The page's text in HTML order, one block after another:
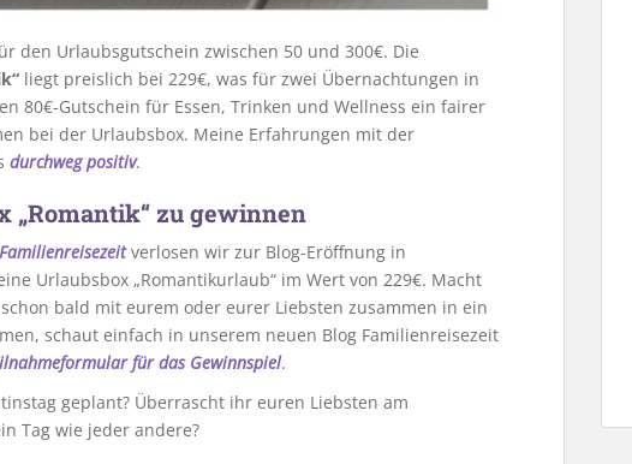
den Urlaubsgutschein zwischen 50 und 300€. Die
liegt preislich bei 229€, was für zwei Übernachtungen in
80€-Gutschein für Essen, Trinken und Wellness ein fairer
bei der Urlaubsbox. Meine Erfahrungen mit der
durchweg positiv.
„Romantik“ zu gewinnen
verlosen wir zur Blog-Eröffnung in
Urlaubsbox „Romantikurlaub“ im Wert von 229€. Macht
bald mit eurem oder eurer Liebsten zusammen in ein
schaut einfach in unserem neuen Blog Familienreisezeit
für das Gewinnspiel.
geplant? Überrascht ihr euren Liebsten am
Tag wie jeder andere?